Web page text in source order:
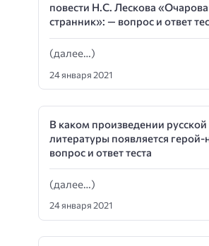
повести Н.С. Лескова
странник»: — вопрос и ответ
(далее…)
24 января 2021
В каком произведении русской
литературы появляется герой-
вопрос и ответ теста
(далее…)
24 января 2021